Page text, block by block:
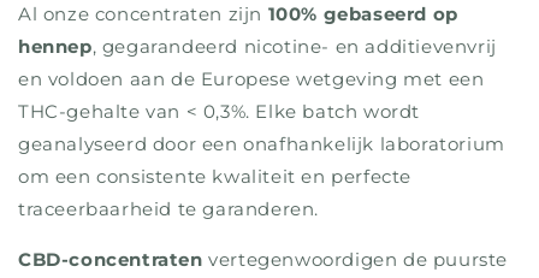
Al onze concentraten zijn 100% gebaseerd op
hennep, gegarandeerd nicotine- en additievenvrij
en voldoen aan de Europese wetgeving met een
THC-gehalte van < 0,3%. Elke batch wordt
geanalyseerd door een onafhankelijk laboratorium
om een consistente kwaliteit en perfecte
traceerbaarheid te garanderen.
CBD-concentraten vertegenwoordigen de puurste